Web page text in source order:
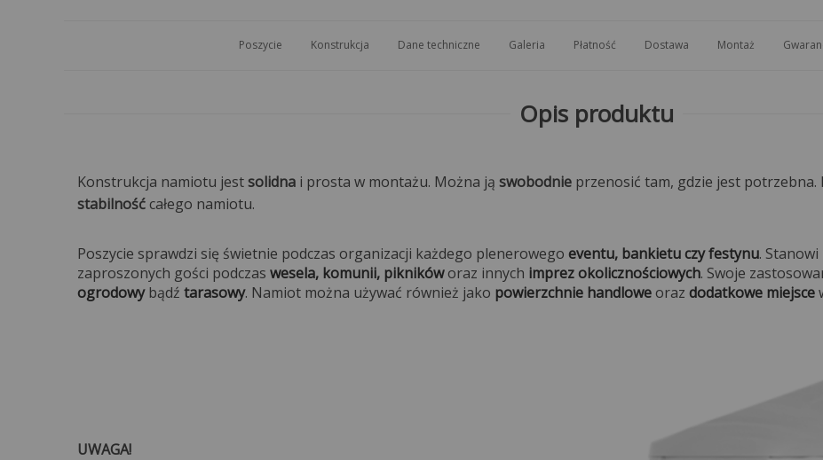
Poszycie Konstrukcja Dane techniczne Galeria Płatność Dostawa Montaż
Opis produktu
Konstrukcja namiotu jestsolidna i prosta w montażu. Można ją swobodnie przenosić tam, gdzie jest
stabilnośćcałego namiotu.
Poszycie sprawdzi się świetnie podczas organizacji każdego plenerowego eventu, bankietu czy festynu.
zaproszonych gości podczas wesela, komunii, piknikóworaz innych imprez okolicznościowych. Swoje
ogrodowybądź tarasowy. Namiot można używać również jako powierzchnie handloweoraz dodatkowe miejsce
UWAGA!